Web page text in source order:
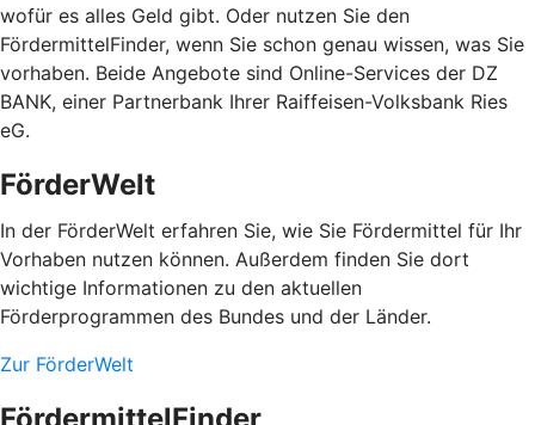
wofür es alles Geld gibt. Oder nutzen Sie den
FördermittelFinder, wenn Sie schon genau wissen, was Sie
vorhaben. Beide Angebote sind Online-Services der DZ
BANK, einer Partnerbank Ihrer Raiffeisen-Volksbank Ries
eG.
FörderWelt
In der FörderWelt erfahren Sie, wie Sie Fördermittel für Ihr
Vorhaben nutzen können. Außerdem finden Sie dort
wichtige Informationen zu den aktuellen
Förderprogrammen des Bundes und der Länder.
Zur FörderWelt
FördermittelFinder